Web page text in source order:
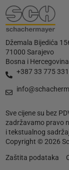
Džemala Bijedića
71000 Sarajevo
Bosna i Hercegovina
+387 33 775 331
Sve cijene su bez
zadržavamo pravo
i tekstualnog
Copyright © 2026
Zaštita podataka